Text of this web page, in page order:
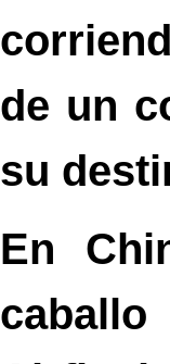
de un
su
En
caballo